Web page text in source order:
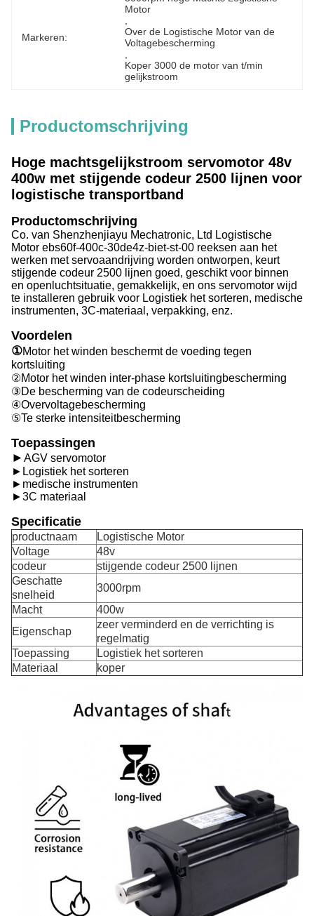
Markeren:
Motor
Over de Logistische Motor van de
Voltagebescherming
Koper 3000 de motor van t/min
gelijkstroom
Productomschrijving
Hoge machtsgelijkstroom servomotor 48v
400w met stijgende codeur 2500 lijnen voor
logistische transportband
Productomschrijving
Co. van Shenzhenjiayu Mechatronic, Ltd Logistische
Motor ebs60f-400c-30de4z-biet-st-00 reeksen aan het
werken met servoaandrijving worden ontworpen, keurt
stijgende codeur 2500 lijnen goed, geschikt voor binnen
en openluchtsituatie, gemakkelijk, en ons servomotor wijd
te installeren gebruik voor Logistiek het sorteren, medische
instrumenten, 3C-materiaal, verpakking, enz.
Voordelen
①Motor het winden beschermt de voeding tegen
kortsluiting
②Motor het winden inter-phase kortsluitingbescherming
③De bescherming van de codeurscheiding
④Overvoltagebescherming
⑤Te sterke intensiteitbescherming
Toepassingen
► AGV servomotor
►Logistiek het sorteren
►medische instrumenten
►3C materiaal
Specificatie
productnaam
Logistische Motor
Voltage
48v
codeur
stijgende codeur 2500 lijnen
Geschatte
snelheid
3000rpm
Macht
400w
Eigenschap
zeer verminderd en de verrichting is
regelmatig
Toepassing
Logistiek het sorteren
Materiaal
koper